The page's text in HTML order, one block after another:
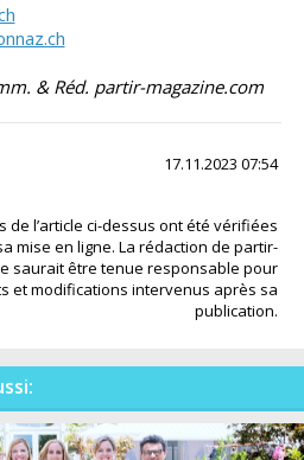
& Réd. partir-magazine.com
17.11.2023 07:54
de l’article ci-dessus ont été vérifiées
mise en ligne. La rédaction de partir-
saurait être tenue responsable pour
et modifications intervenus après sa
publication.